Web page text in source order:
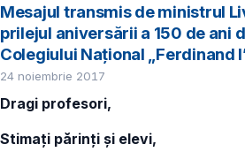
Mesajul transmis de ministrul
prilejul aniversării a 150 de ani
Colegiului Național „Ferdinand
24 noiembrie 2017
Dragi profesori,
Stimați părinți și elevi,